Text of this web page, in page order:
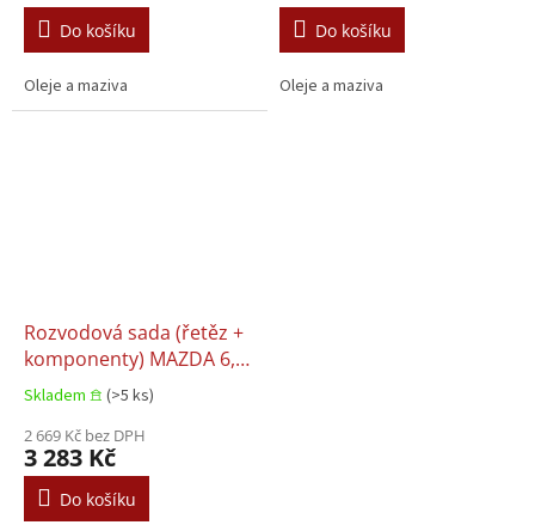
Do košíku
Oleje a maziva
Do košíku
Oleje a maziva
Rozvodová sada (řetěz +
komponenty) MAZDA 6,
Renault 6/COMB, Citroën
CX-5 2.0 02.2012+
Skladem 𖠿 (>5 ks)
2 669 Kč bez DPH
3 283 Kč
Do košíku